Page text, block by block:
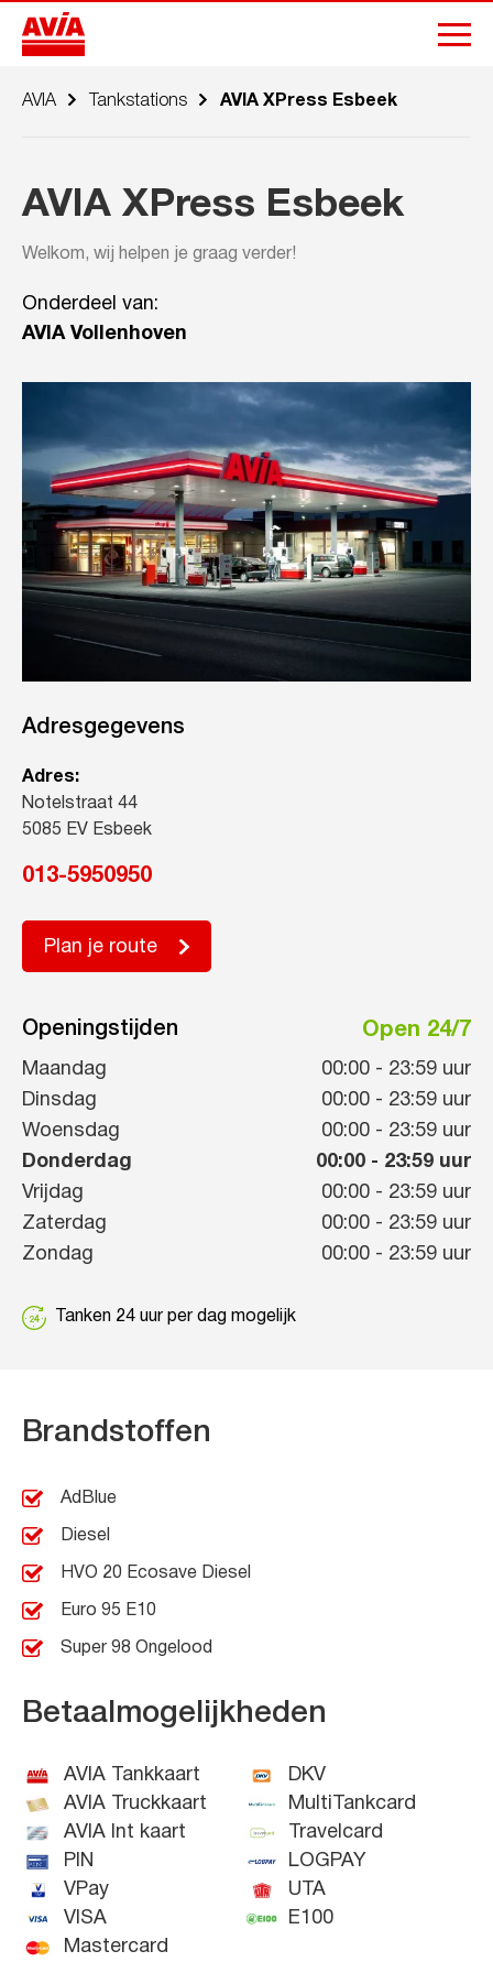
AVIA Tankstations AVIA XPress Esbeek
AVIA XPress Esbeek
Welkom, wij helpen je graag verder!
Onderdeel van:
AVIA Vollenhoven
Adresgegevens
Adres:
Notelstraat 44
5085 EV Esbeek
013-5950950
Plan je route
Openingstijden Open 24/7
Maandag 00:00 - 23:59 uur
Dinsdag
00:00 - 23:59 uur
Woensdag
00:00 - 23:59 uur
Donderdag
00:00 - 23:59 uur
Vrijdag
00:00 - 23:59 uur
Zaterdag
00:00 - 23:59 uur
Zondag
00:00 - 23:59 uur
Tanken 24 uur per dag mogelijk
Brandstoffen
AdBlue
Diesel
HVO 20 Ecosave Diesel
Euro 95 E10
Super 98 Ongelood
Betaalmogelijkheden
AVIA Tankkaart
AVIA Truckkaart
AVIA Int kaart
PIN
VPay
VISA
Mastercard
DKV
MultiTankcard
Travelcard
LOGPAY
UTA
E100